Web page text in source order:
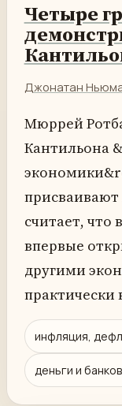
Четыре
Джонатан
Мюррей
Кантильона
считает, что
впервые
другими
практически
инфляция,
деньги и